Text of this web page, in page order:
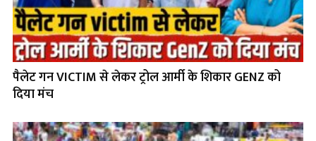
पैलेट गन VICTIM से लेकर ट्रोल आर्मी के शिकार GENZ को
दिया मंच